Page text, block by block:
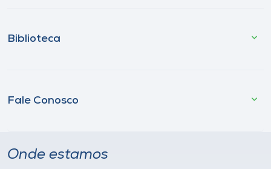
Biblioteca
Fale Conosco
Onde estamos